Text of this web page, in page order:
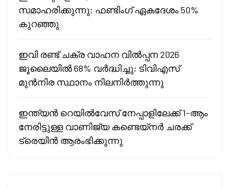
സമാഹരിക്കുന്നു; ഫണ്ടിംഗ് ഏകദേശം 50%
കുറഞ്ഞു
ഇവി രണ്ട് ചക്ര വാഹന വിൽപ്പന 2026
ജൂലൈയിൽ 68% വർദ്ധിച്ചു; ടിവിഎസ്
മുൻനിര സ്ഥാനം നിലനിർത്തുന്നു
ഇന്ത്യൻ റെയിൽവേസ് നേപ്പാളിലേക്ക് 1-ആം
നേരിട്ടുള്ള വാണിജ്യ കണ്ടെയ്‌നർ ചരക്ക്
ട്രെയിൻ ആരംഭിക്കുന്നു